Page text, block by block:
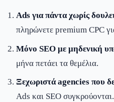
Ads για πάντα χωρίς
πληρώνετε premium CPC
Μόνο SEO με μηδενική
μήνα πετάει τα θεμέλια.
Ξεχωριστά agencies που
Ads και SEO συγκρούονται.